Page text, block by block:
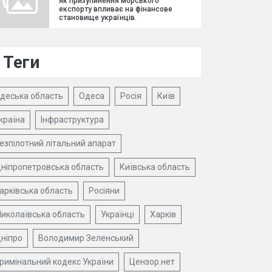
експорту впливає на фінансове
становище українців.
Теги
область Одеса Росія Київ
Інфраструктура
літальний апарат
область Київська область
область Росіяни
область Українці Харків
Володимир Зеленський
кодекс України Цензор.нет